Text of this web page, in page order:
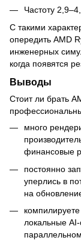
Частоту
С такими
опередить AMD
инженерных
когда появятся
Выводы
Стоит ли брать
много
финансовые
постоянно
уперлись в
на
локальные